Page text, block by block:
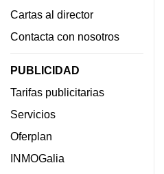
Cartas al director
Contacta con nosotros
PUBLICIDAD
Tarifas publicitarias
Servicios
Oferplan
INMOGalia